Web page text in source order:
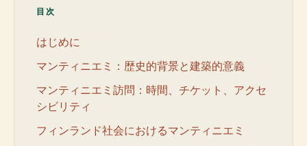
目次
はじめに
マンティニエミ：歴史的背景と建築的意義
マンティニエミ訪問：時間、チケット、アクセ
シビリティ
フィンランド社会におけるマンティニエミ